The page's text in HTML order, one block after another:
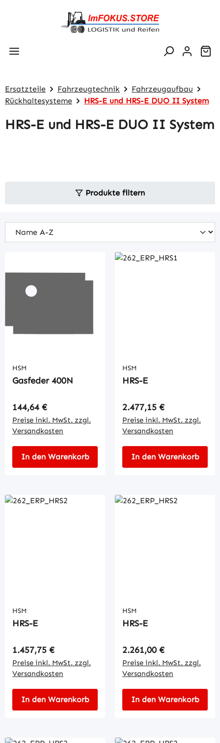
Zum Hauptinhalt springen
Ersatzteile Fahrzeugtechnik
Fahrzeugaufbau
Rückhaltesysteme
HRS-E und HRS-E DUO II System
HRS-E und HRS-E DUO II System
Produkte filtern
HSM
Gasfeder 400N
Regulärer Preis:
144,64 €
Preise inkl. MwSt. zzgl.
Versandkosten
In den Warenkorb
HSM
HRS-E
Regulärer Preis:
2.477,15 €
Preise inkl. MwSt. zzgl.
Versandkosten
In den Warenkorb
HSM
HRS-E
Regulärer Preis:
1.457,75 €
Preise inkl. MwSt. zzgl.
Versandkosten
In den Warenkorb
HSM
HRS-E
Regulärer Preis:
2.261,00 €
Preise inkl. MwSt. zzgl.
Versandkosten
In den Warenkorb